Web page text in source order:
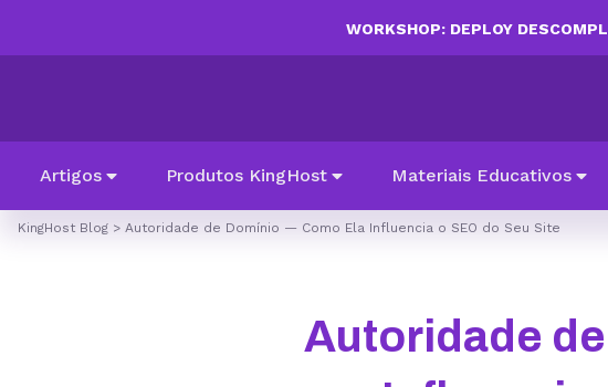
WORKSHOP: DEPLOY
Artigos Produtos KingHost Materiais Educativos
KingHost Blog > Autoridade de Domínio — Como Ela Influencia o SEO do Seu Site
Autoridade